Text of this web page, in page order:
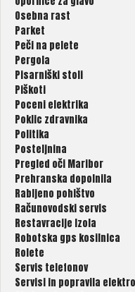
Osebna rast
Parket
Peči na pelete
Pergola
Pisarniški stoli
Piškoti
Poceni elektrika
Poklic zdravnika
Politika
Posteljnina
Pregled oči Maribor
Prehranska dopolnila
Rabljeno pohištvo
Računovodski servis
Restavracije Izola
Robotska gps kosilnica
Rolete
Servis telefonov
Servisi in popravila